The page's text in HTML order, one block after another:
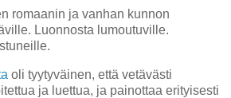
romaanin ja vanhan kunnon
Luonnosta lumoutuville.
oli tyytyväinen, että vetävästi
ja luettua, ja painottaa erityisesti